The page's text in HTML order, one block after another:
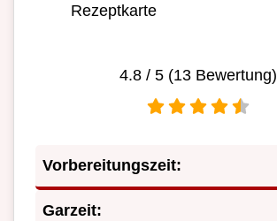
Rezeptkarte
4.8 / 5 (13 Bewertung)
Vorbereitungszeit:
Garzeit: